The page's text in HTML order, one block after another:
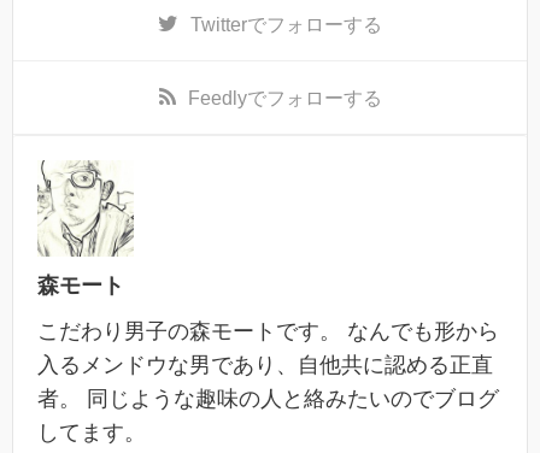
Twitterでフォローする
Feedlyでフォローする
森モート
こだわり男子の森モートです。 なんでも形から
入るメンドウな男であり、自他共に認める正直
者。 同じような趣味の人と絡みたいのでブログ
してます。